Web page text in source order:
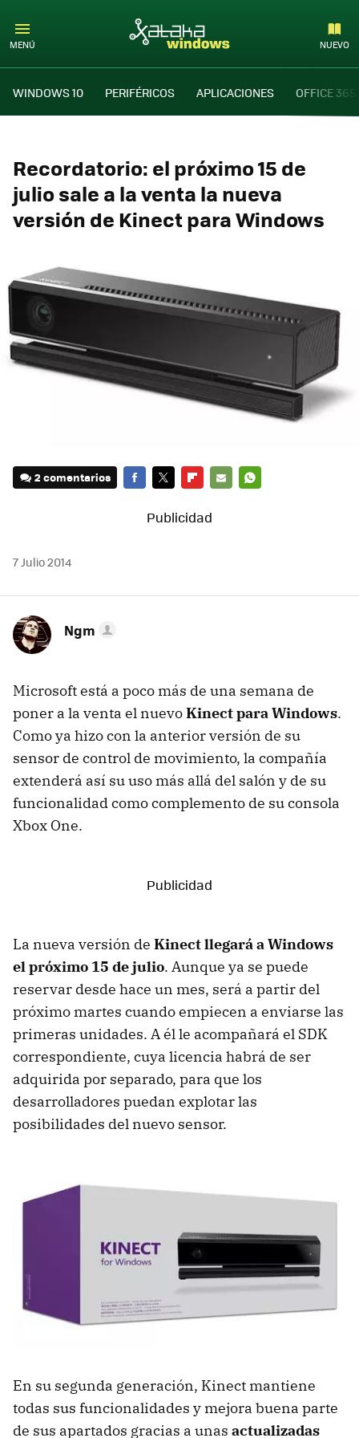
MENÚ NUEVO
WINDOWS 10 PERIFÉRICOS APLICACIONES OFFICE 365
Recordatorio: el próximo 15 de
julio sale a la venta la nueva
versión de Kinect para Windows
2 comentarios
MAIL
7 Julio 2014
Ngm
Microsoft está a poco más de una semana de
poner a la venta el nuevoKinect para Windows.
Como ya hizo con la anterior versión de su
sensor de control de movimiento, la compañía
extenderá así su uso más allá del salón y de su
funcionalidad como complemento de su consola
Xbox One.
La nueva versión de Kinect llegará a Windows
el próximo 15 de julio. Aunque ya se puede
reservar desde hace un mes, será a partir del
próximo martes cuando empiecen a enviarse las
primeras unidades. A él le acompañará el SDK
correspondiente, cuya licencia habrá de ser
adquirida por separado, para que los
desarrolladores puedan explotar las
posibilidades del nuevo sensor.
En su segunda generación, Kinect mantiene
todas sus funcionalidades y mejora buena parte
de sus apartados gracias a unas actualizadas